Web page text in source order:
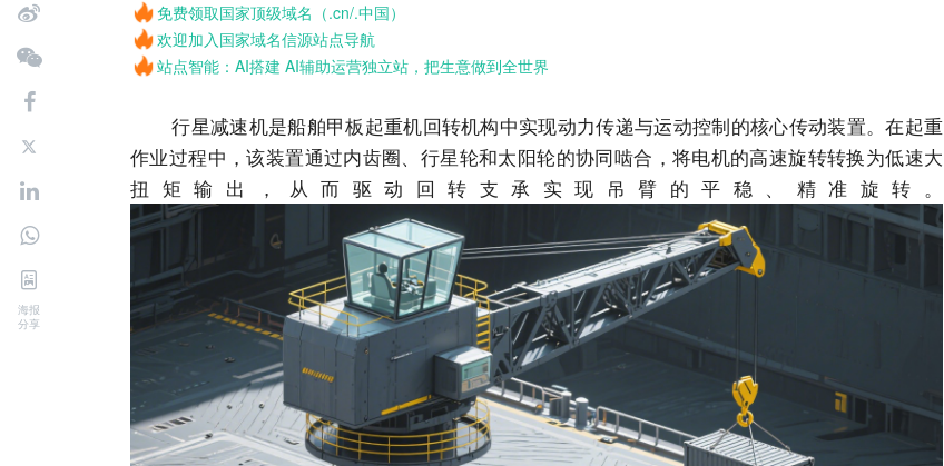
海报
分享
免费领取国家顶级域名（.cn/.中国）
欢迎加入国家域名信源站点导航
站点智能：AI搭建 AI辅助运营独立站，把生意做到全世界
行星减速机是船舶甲板起重机回转机构中实现动力传递与运动控制的核心传动装置。在起重
作业过程中，该装置通过内齿圈、行星轮和太阳轮的协同啮合，将电机的高速旋转转换为低速大
扭矩输出，从而驱动回转支承实现吊臂的平稳、精准旋转。